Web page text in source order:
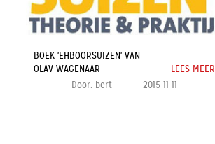
BOEK 'EHBOORSUIZEN' VAN
OLAV WAGENAAR
LEES MEER
Door: bert 2015-11-11